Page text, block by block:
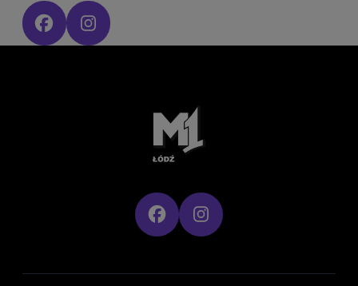
Social media: